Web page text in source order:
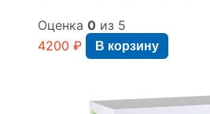
Оценка 0 из 5
4200 ₽ В корзину